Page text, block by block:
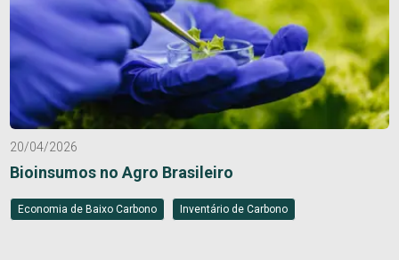
20/04/2026
Bioinsumos no Agro Brasileiro
Economia de Baixo Carbono Inventário de Carbono